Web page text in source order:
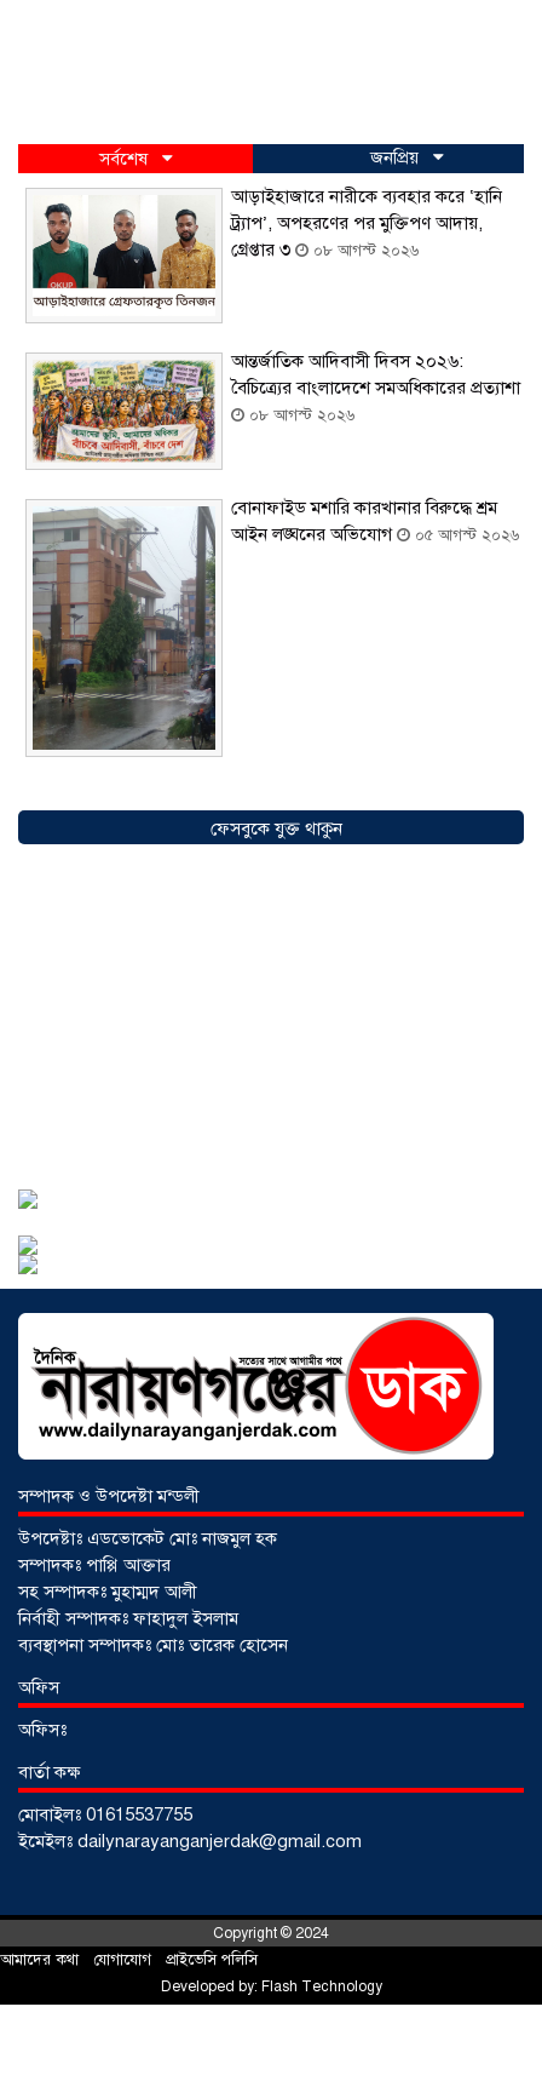
সর্বশেষ
জনপ্রিয়
আড়াইহাজারে নারীকে ব্যবহার করে ‘হানি
ট্র্যাপ’, অপহরণের পর মুক্তিপণ আদায়,
গ্রেপ্তার ৩
০৮ আগস্ট ২০২৬
আন্তর্জাতিক আদিবাসী দিবস ২০২৬:
বৈচিত্র্যের বাংলাদেশে সমঅধিকারের প্রত্যাশা
০৮ আগস্ট ২০২৬
বোনাফাইড মশারি কারখানার বিরুদ্ধে শ্রম
আইন লঙ্ঘনের অভিযোগ
০৫ আগস্ট ২০২৬
অগ্রযাত্রায় নতুন অধ্যায়, উদ্বোধন হলো ‘শিফা
মোহাম্মদিয়া ফিশারিজ’
০৫ আগস্ট ২০২৬
শর্টগান
০৩ আগস্ট ২০২৬
ফেসবুকে যুক্ত থাকুন
সম্পাদক ও উপদেষ্টা মন্ডলী
উপদেষ্টাঃ এডভোকেট মোঃ নাজমুল হক
সম্পাদকঃ পাপ্পি আক্তার
সহ সম্পাদকঃ মুহাম্মদ আলী
নির্বাহী সম্পাদকঃ ফাহাদুল ইসলাম
ব্যবস্থাপনা সম্পাদকঃ মোঃ তারেক হোসেন
অফিস
অফিসঃ
বার্তা কক্ষ
মোবাইলঃ 01615537755
ইমেইলঃ dailynarayanganjerdak@gmail.com
Copyright © 2024
আমাদের কথা যোগাযোগ প্রাইভেসি পলিসি
Developed by: Flash Technology